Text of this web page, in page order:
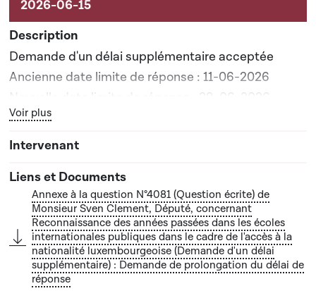
Demande d'un délai supplémentaire acceptée
Ancienne date limite de réponse : 11-06-2026
Nouvelle date limite de réponse : 29-06-2026
Bouton graphique servant à afficher ou cacher tous les
Voir plus
Annexe à la question N°4081 (Question écrite) de
Monsieur Sven Clement, Député, concernant
Reconnaissance des années passées dans les écoles
internationales publiques dans le cadre de l'accès à la
nationalité luxembourgeoise (Demande d'un délai
supplémentaire) : Demande de prolongation du délai de
réponse